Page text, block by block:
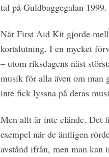
tal på Guldbaggegalan 1999.
När First Aid Kit gjorde
kortslutning. I en mycket
– utom riksdagens näst
musik för alla även om man
inte fick lyssna på deras
Men allt är inte elände. Det
exempel när de äntligen
avstånd ifrån, men man